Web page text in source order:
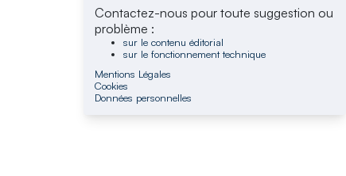
Contactez-nous pour toute suggestion ou
problème :
sur le contenu éditorial
sur le fonctionnement technique
Mentions Légales
Cookies
Données personnelles